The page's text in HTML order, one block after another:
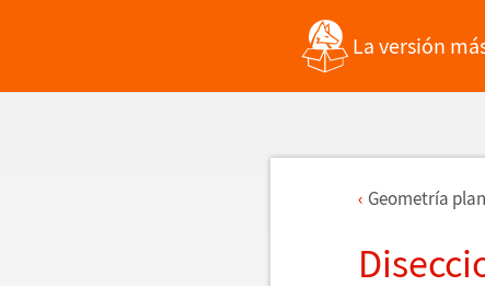
La versión
Geometría